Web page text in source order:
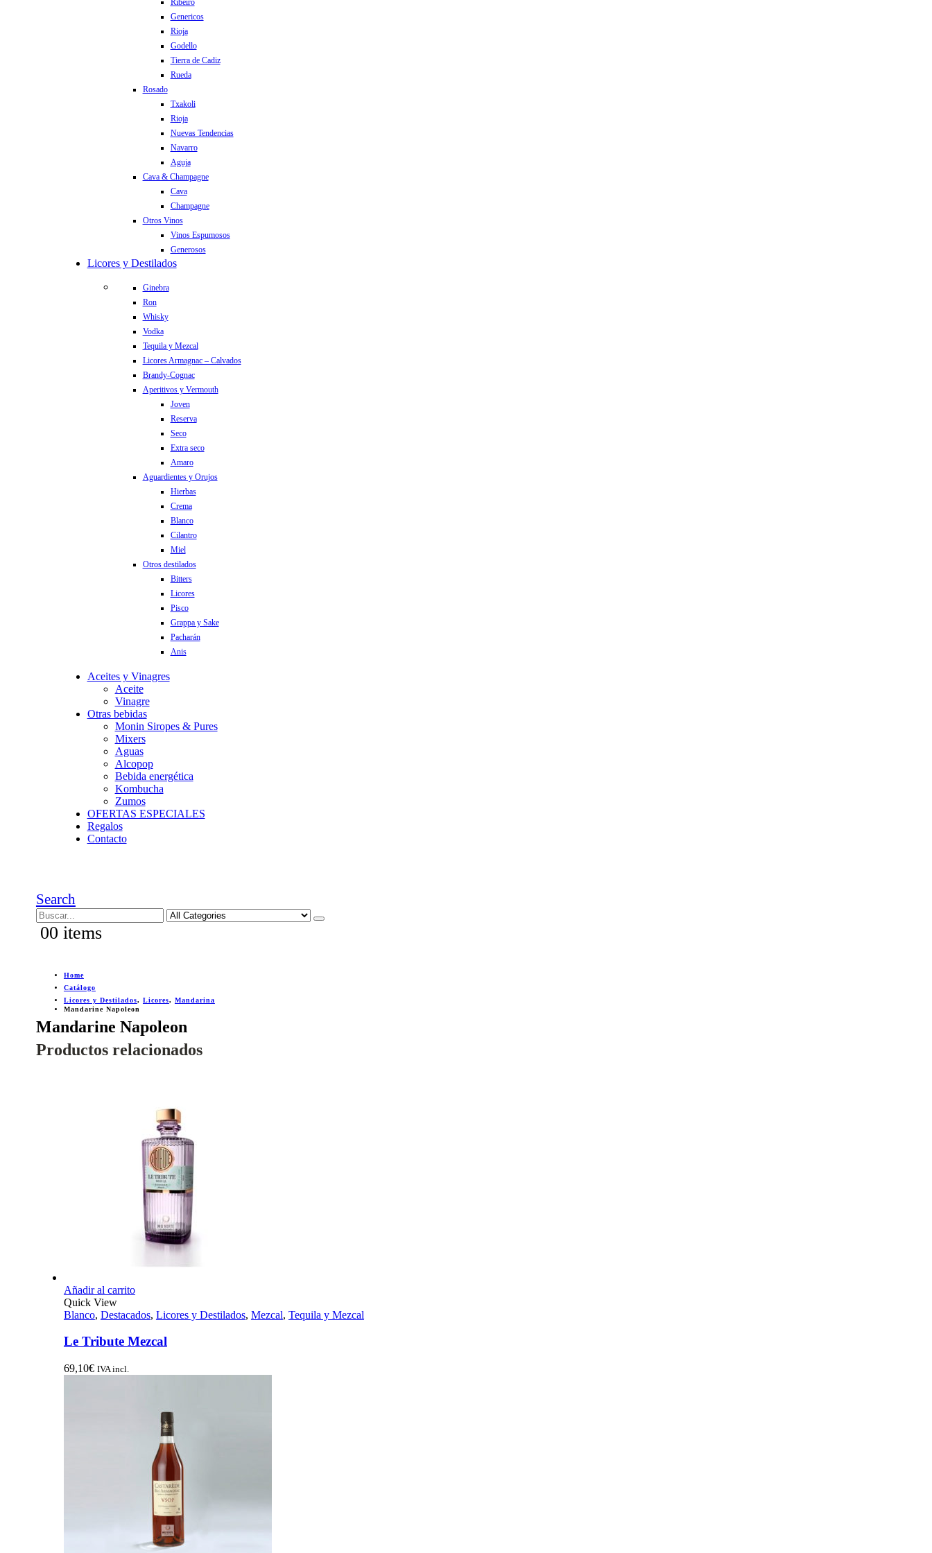
Ribeiro
Genericos
Rioja
Godello
Tierra de Cadiz
Rueda
Rosado
Txakoli
Rioja
Nuevas Tendencias
Navarro
Aguja
Cava & Champagne
Cava
Champagne
Otros Vinos
Vinos Espumosos
Generosos
Licores y Destilados
Ginebra
Ron
Whisky
Vodka
Tequila y Mezcal
Licores Armagnac – Calvados
Brandy-Cognac
Aperitivos y Vermouth
Joven
Reserva
Seco
Extra seco
Amaro
Aguardientes y Orujos
Hierbas
Crema
Blanco
Cilantro
Miel
Otros destilados
Bitters
Licores
Pisco
Grappa y Sake
Pacharán
Anis
Aceites y Vinagres
Aceite
Vinagre
Otras bebidas
Monin Siropes & Pures
Mixers
Aguas
Alcopop
Bebida energética
Kombucha
Zumos
OFERTAS ESPECIALES
Regalos
Contacto
Search
00 items
Home
Catálogo
Licores y Destilados, Licores, Mandarina
Mandarine Napoleon
Mandarine Napoleon
Productos relacionados
Añadir al carrito
Quick View
Blanco, Destacados, Licores y Destilados, Mezcal, Tequila y Mezcal
Le Tribute Mezcal
69,10€ IVA incl.